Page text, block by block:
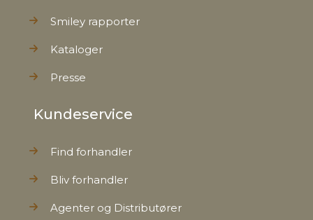
Smiley rapporter
Kataloger
Presse
Kundeservice
Find forhandler
Bliv forhandler
Agenter og Distributører